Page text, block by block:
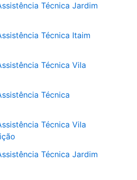
Técnica Jardim
Técnica Itaim
Técnica Vila
Técnica
Técnica Vila
Técnica Jardim